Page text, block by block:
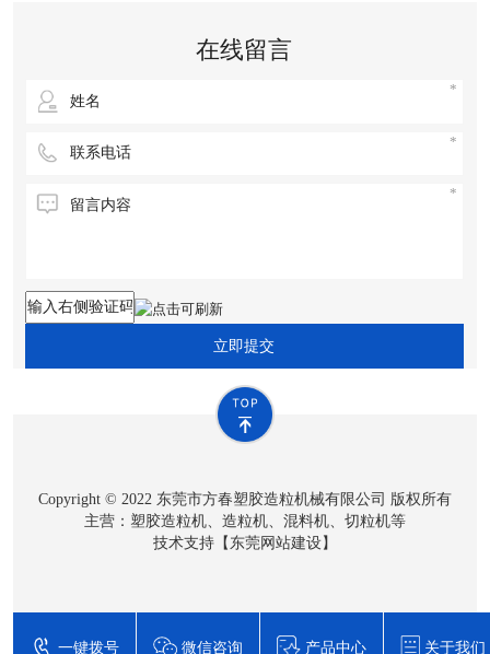
在线留言
立即提交
Copyright © 2022 东莞市方春塑胶造粒机械有限公司 版权所有
主营：塑胶造粒机、造粒机、混料机、切粒机等
技术支持【东莞网站建设】
一键拨号 微信咨询 产品中心 关于我们